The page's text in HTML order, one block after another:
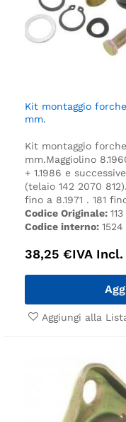
Kit montaggio
mm.
Kit montaggio
mm.Maggiolino
+ 1.1986 e
(telaio 142 2070 812).
fino a 8.1971 . 181
Codice Originale:
Codice interno: 1524
38,25 €IVA Incl.
Aggiungi alla